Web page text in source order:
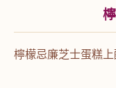
檸檬忌廉芝士蛋糕